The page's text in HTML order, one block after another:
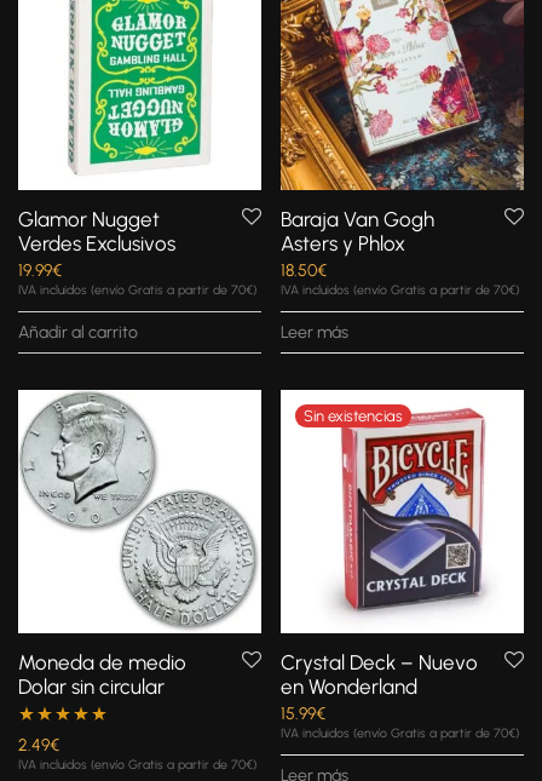
Glamor Nugget
Verdes Exclusivos
19.99€
IVA incluidos (envío Gratis a partir de 70€)
Añadir al carrito
Baraja Van Gogh
Asters y Phlox
18.50€
IVA incluidos (envío Gratis a partir de 70€)
Leer más
Moneda de medio
Dolar sin circular
Valorado con
2.49€
IVA incluidos (envío Gratis a partir de 70€)
Crystal Deck – Nuevo
en Wonderland
15.99€
IVA incluidos (envío Gratis a partir de 70€)
Leer más